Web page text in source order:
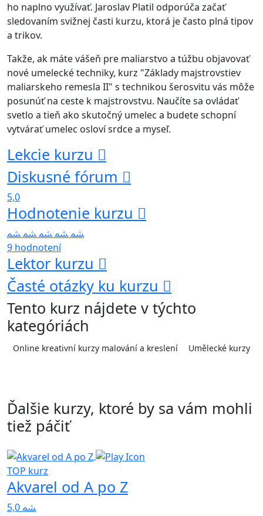
ho naplno využívať. Jaroslav Platil odporúča začať
sledovaním svižnej časti kurzu, ktorá je často plná tipov
a trikov.
Takže, ak máte vášeň pre maliarstvo a túžbu objavovať
nové umelecké techniky, kurz "Základy majstrovstiev
maliarskeho remesla II" s technikou šerosvitu vás môže
posunúť na ceste k majstrovstvu. Naučíte sa ovládať
svetlo a tieň ako skutočný umelec a budete schopní
vytvárať umelec osloví srdce a myseľ.
Lekcie kurzu
Diskusné fórum
5,0
Hodnotenie kurzu
9 hodnotení
Lektor kurzu
Časté otázky ku kurzu
Tento kurz nájdete v týchto
kategóriách
Online kreativní kurzy malování a kreslení Umělecké kurzy
Ďalšie kurzy, ktoré by sa vám mohli
tiež páčiť
TOP kurz
Akvarel od A po Z
5,0